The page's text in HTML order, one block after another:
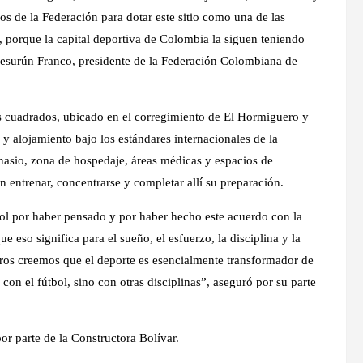
de la Federación para dotar este sitio como una de las
la capital deportiva de Colombia la siguen teniendo
Franco, presidente de la Federación Colombiana de
ubicado en el corregimiento de El Hormiguero y
alojamiento bajo los estándares internacionales de la
zona de hospedaje, áreas médicas y espacios de
entrenar, concentrarse y completar allí su preparación.
por haber pensado y por haber hecho este acuerdo con la
eso significa para el sueño, el esfuerzo, la disciplina y la
creemos que el deporte es esencialmente transformador de
el fútbol, sino con otras disciplinas”, aseguró por su parte
parte de la Constructora Bolívar.